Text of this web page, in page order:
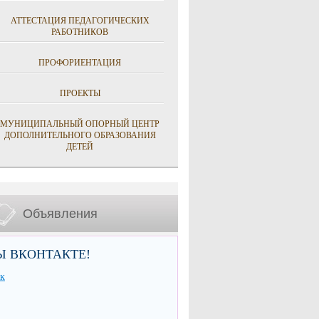
АТТЕСТАЦИЯ ПЕДАГОГИЧЕСКИХ
РАБОТНИКОВ
ПРОФОРИЕНТАЦИЯ
ПРОЕКТЫ
МУНИЦИПАЛЬНЫЙ ОПОРНЫЙ ЦЕНТР
ДОПОЛНИТЕЛЬНОГО ОБРАЗОВАНИЯ
ДЕТЕЙ
Объявления
ВКОНТАКТЕ!